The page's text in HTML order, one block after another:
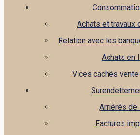
Achats et travaux
Relation avec les
Achats en
Vices cachés
Arriérés de
Factures